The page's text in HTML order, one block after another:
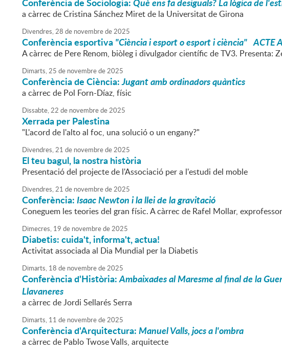
a càrrec de Cristina Sánchez Miret de la Universitat de Girona
Divendres,28 de novembrede2025
Conferència esportiva"Ciència i esport o esport i ciència" ACTE
A càrrec de Pere Renom, biòleg i divulgador científic de TV3. Presenta:
Dimarts,25 de novembrede2025
Conferència de Ciència:Jugant amb ordinadors quàntics
a càrrec de Pol Forn-Díaz, físic
Dissabte,22 de novembrede2025
Xerrada per Palestina
"L'acord de l'alto al foc, una solució o un engany?"
Divendres,21 de novembrede2025
El teu bagul, la nostra història
Presentació del projecte de l'Associació per a l'estudi del moble
Divendres,21 de novembrede2025
Conferència:Isaac Newton i la llei de la gravitació
Coneguem les teories del gran físic. A càrrec de Rafel Mollar,
Dimecres, 19 de novembrede2025
Diabetis: cuida't, informa't, actua!
Activitat associada al Dia Mundial per la Diabetis
Dimarts, 18 de novembrede2025
Conferència d'Història:Ambaixades al Maresme al final de la
Llavaneres
a càrrec de Jordi Sellarés Serra
Dimarts, 11 de novembrede2025
Conferència d'Arquitectura:Manuel Valls, jocs a l'ombra
a càrrec de Pablo Twose Valls, arquitecte